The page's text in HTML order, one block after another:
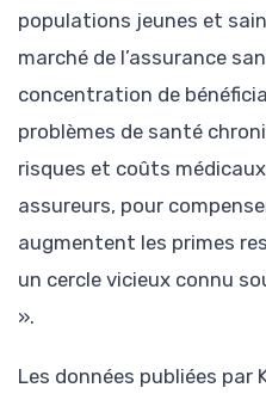
populations jeunes et
marché de l’assurance
concentration de
problèmes de santé
risques et coûts
assureurs, pour
augmentent les primes
un cercle vicieux connu
».
Les données publiées par